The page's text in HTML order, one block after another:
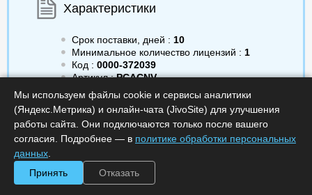
Характеристики
Срок поставки, дней : 10
Минимальное количество лицензий : 1
Код : 0000-372039
Артикул :PCACNV
Обработка заказа :
9 282.00a
Мы используем файлы cookie и сервисы аналитики
(Яндекс.Метрика) и онлайн-чата (JivoSite) для улучшения
работы сайта. Они подключаются только после вашего
согласия. Подробнее — в политике обработки персональных
данных
Принять
Отказать